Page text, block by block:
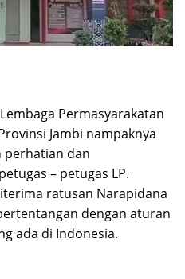
Permasyarakatan
Jambi nampaknya
perhatian dan
– petugas LP.
ratusan Narapidana
dengan aturan
ada di Indonesia.